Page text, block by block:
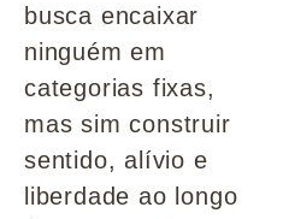
busca encaixar
ninguém em
categorias fixas,
mas sim construir
sentido, alívio e
liberdade ao longo